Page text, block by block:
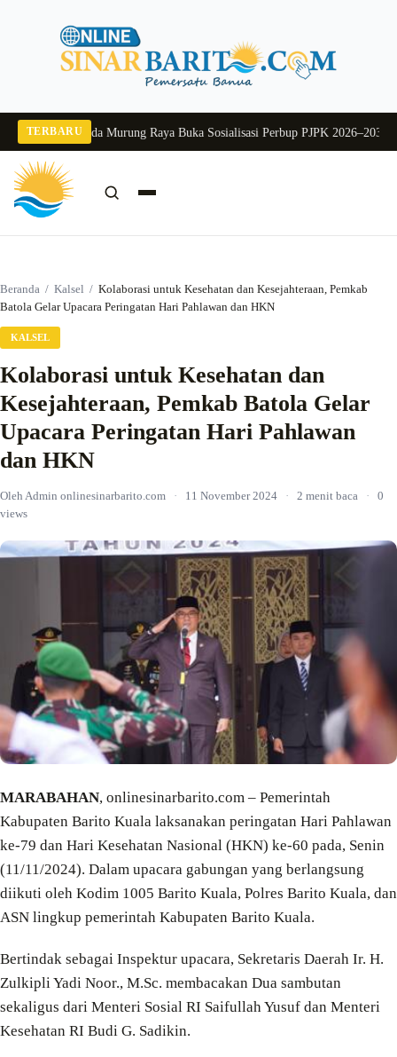
TERBARU
Pj Sekda Murung Raya Buka Sosialisasi Perbup PJPK 2026–2030
Beranda / Kalsel / Kolaborasi untuk Kesehatan dan Kesejahteraan, Pemkab
Batola Gelar Upacara Peringatan Hari Pahlawan dan HKN
KALSEL
Kolaborasi untuk Kesehatan dan
Kesejahteraan, Pemkab Batola Gelar
Upacara Peringatan Hari Pahlawan
dan HKN
Oleh Admin onlinesinarbarito.com · 11 November 2024 · 2 menit baca ·
0
views
MARABAHAN, onlinesinarbarito.com – Pemerintah
Kabupaten Barito Kuala laksanakan peringatan Hari Pahlawan
ke-79 dan Hari Kesehatan Nasional (HKN) ke-60 pada, Senin
(11/11/2024). Dalam upacara gabungan yang berlangsung
diikuti oleh Kodim 1005 Barito Kuala, Polres Barito Kuala, dan
ASN lingkup pemerintah Kabupaten Barito Kuala.
Bertindak sebagai Inspektur upacara, Sekretaris Daerah Ir. H.
Zulkipli Yadi Noor., M.Sc. membacakan Dua sambutan
sekaligus dari Menteri Sosial RI Saifullah Yusuf dan Menteri
Kesehatan RI Budi G. Sadikin.